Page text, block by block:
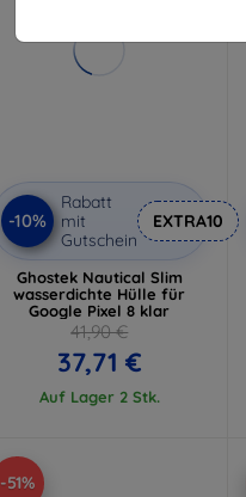
-10%
Rabatt
mit
Gutschein
EXTRA10
Ghostek Nautical Slim
wasserdichte Hülle für
Google Pixel 8 klar
41,90 €
37,71 €
Auf Lager 2 Stk.
-51%